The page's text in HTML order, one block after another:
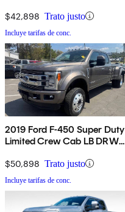
$42,898 Trato justo
Incluye tarifas de conc.
2019 Ford F-450 Super Duty
Limited Crew Cab LB DRW
$50,898 Trato justo
Incluye tarifas de conc.